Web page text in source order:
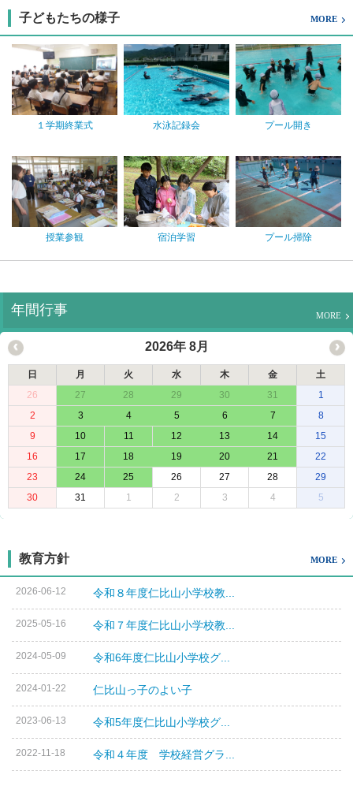
子どもたちの様子 MORE
１学期終業式 水泳記録会 プール開き
授業参観 宿泊学習 プール掃除
年間行事 MORE
2026年 8月
日 月 火 水 木 金
土
26
27 28 29 30 31
1
2
3 4 5 6 7
8
9
10 11 12 13 14
15
16
17 18 19 20 21
22
23
24 25 26 27 28
29
30
31 1 2 3 4 5
教育方針 MORE
2026-06-12 令和８年度仁比山小学校教...
2025-05-16 令和７年度仁比山小学校教...
2024-05-09 令和6年度仁比山小学校グ...
2024-01-22 仁比山っ子のよい子
2023-06-13 令和5年度仁比山小学校グ...
2022-11-18 令和４年度 学校経営グラ...